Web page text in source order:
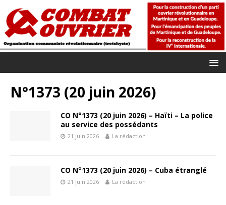
N°1373 (20 juin 2026)
CO N°1373 (20 juin 2026) – Haïti – La police
au service des possédants
21 juin 2026 La rédaction
CO N°1373 (20 juin 2026) – Cuba étranglé
21 juin 2026 La rédaction